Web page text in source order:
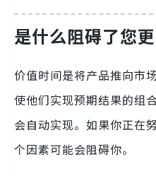
是什么阻碍了您
价值时间是将产品推向市
使他们实现预期结果的组
会自动实现。如果你正在
个因素可能会阻碍你。